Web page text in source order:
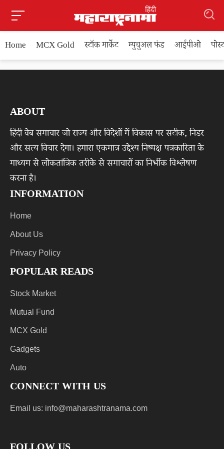
Home MCX Gold स्टॉक मार्केट म्युचुअल फंड आईपीओ
ABOUT
हिंदी वेब समाचार जो राज्य और विदेशों में विकास पर सटीक, निडर
और सत्य विचार देगा। हमारा एकमात्र उद्देश्य निष्पक्ष पत्रकारिता के
माध्यम से लोकतांत्रिक तरीके से समाचारों का निर्भीक विश्लेषण
करना है।
INFORMATION
Home
About Us
Privacy Policy
POPULAR READS
Stock Market
Mutual Fund
MCX Gold
Gadgets
Auto
CONNECT WITH US
Email us: info@maharashtranama.com